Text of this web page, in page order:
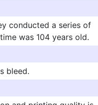
conducted a series of
was 104 years old.
bleed.